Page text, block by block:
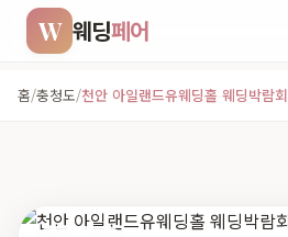
W 웨딩페어
홈/충청도/천안 아일랜드유웨딩홀 웨딩박람회